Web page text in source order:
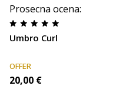
Prosecna ocena:
Umbro Curl
OFFER
20,00 €